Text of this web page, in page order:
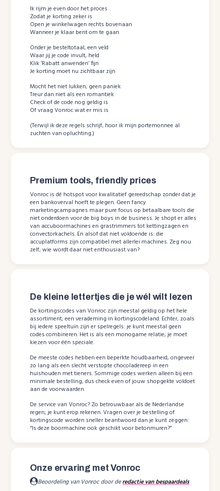
Ik rijm je even door het proces
Zodat je korting zeker is
Open je winkelwagen rechts bovenaan
Wanneer je klaar bent om te gaan
Onder je besteltotaal, een veld
Waar jij je code invult, held
Klik ‘Rabatt anwenden’ fijn
Je korting moet nu zichtbaar zijn
Mocht het niet lukken, geen paniek
Treur dan niet als een romantiek
Check of de code nog geldig is
Of vraag Vonroc wat er mis is
(Terwijl ik deze regels schrijf, hoor ik mijn portemonnee al
zuchten van opluchting.)
Premium tools, friendly prices
Vonroc is dé hotspot voor kwalitatief gereedschap zonder dat je
een bankoverval hoeft te plegen. Geen fancy
marketingcampagnes maar pure focus op betaalbare tools die
niet onderdoen voor de big boys in de business. Je shopt er alles
van accuboormachines en grastrimmers tot kettingzagen en
convectorkachels. En alsof dat niet voldoende is: die
accuplatforms zijn compatibel met allerlei machines. Zeg nou
zelf; wie wordt daar niet enthousiast van?
De kleine lettertjes die je wél wilt lezen
De kortingscodes van Vonroc zijn meestal geldig op het hele
assortiment; een verademing in kortingscodeland. Echter, zoals
bij iedere speeltuin zijn er spelregels: je kunt meestal geen
codes combineren. Het is als een monogame relatie; je moet
kiezen voor één speciale.
De meeste codes hebben een beperkte houdbaarheid, ongeveer
zo lang als een slecht verstopte chocoladereep in een
huishouden met tieners. Sommige codes werken alleen bij een
minimale bestelling, dus check even of jouw shopgekte voldoet
aan de voorwaarden.
De service van Vonroc? Zo betrouwbaar als de Nederlandse
regen; je kunt erop rekenen. Vragen over je bestelling of
kortingscode worden sneller beantwoord dan je kunt zeggen:
“Is deze boormachine ook geschikt voor betonmuren?”
Onze ervaring met Vonroc
Beoordeling van Vonroc door deredactie van bespaardeals